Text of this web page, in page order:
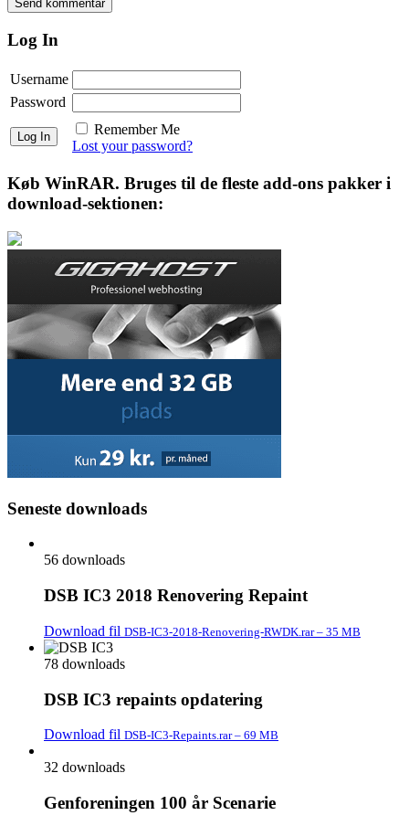
Log In
Username
Password
Remember Me
Lost your password?
Køb WinRAR. Bruges til de fleste add-ons pakker i
download-sektionen:
Seneste downloads
56 downloads
DSB IC3 2018 Renovering Repaint
Download fil DSB-IC3-2018-Renovering-RWDK.rar – 35 MB
78 downloads
DSB IC3 repaints opdatering
Download fil DSB-IC3-Repaints.rar – 69 MB
32 downloads
Genforeningen 100 år Scenarie